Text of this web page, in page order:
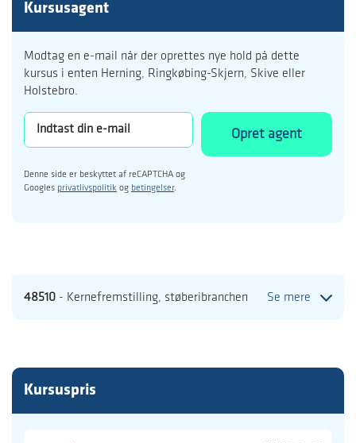
Kursusagent
Modtag en e-mail når der oprettes nye hold på dette
kursus i enten Herning, Ringkøbing-Skjern, Skive eller
Holstebro.
Opret agent
Denne side er beskyttet af reCAPTCHA og
Googles privatlivspolitik og betingelser.
48510 - Kernefremstilling, støberibranchen Se mere
Kursuspris